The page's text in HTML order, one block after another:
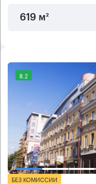
619 м²
8.2
БЕЗ КОМИССИИ